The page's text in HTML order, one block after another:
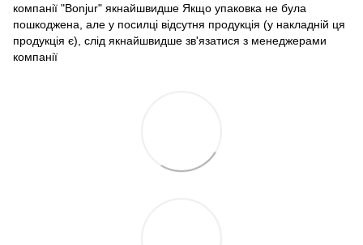
компанії "Bonjur" якнайшвидше Якщо упаковка не була
пошкоджена, але у посилці відсутня продукція (у накладній ця
продукція є), слід якнайшвидше зв'язатися з менеджерами
компанії